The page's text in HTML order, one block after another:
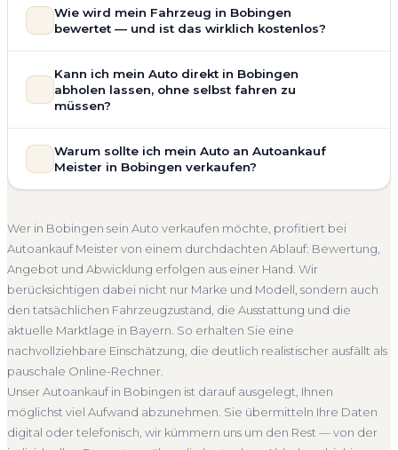
Motorschaden, Getriebeschaden, abgelaufenem TÜV oder
allgemeinem Reparaturbedarf direkt in Bobingen an. Der
Bewertung ein. Anders als Online-Rechner berücksichtigen
wir den realen Zustand und die aktuelle Nachfrage für eine
Getriebeschaden
Faire Bewertung
Wie wird mein Fahrzeug in Bobingen
bewertet — und ist das wirklich kostenlos?
Bobingen ist vollständig kostenlos und unverbindlich. Wir
prüfen Marke, Modell, Baujahr, Kilometerstand, Ausstattung,
Einschätzung, die nah am tatsächlichen Verkaufspreis liegt —
speziell für den Markt in Bayern.
Kann ich mein Auto direkt in Bobingen
abholen lassen, ohne selbst fahren zu
müssen?
umfasst die kostenlose Abholung direkt an Ihrer Adresse —
egal ob zu Hause, am Arbeitsplatz oder an einem Treffpunkt
erfolgt direkt bei Übergabe, auf Wunsch übernehmen wir
auch die Abmeldung.
Abholung Bobingen Nicht fahrbereit
Barzahlung
Abmeldung inklusive
Warum sollte ich mein Auto an Autoankauf
Meister in Bobingen verkaufen?
deutschlandweit an — auch in Bobingen und ganz Bayern.
Sie erhalten eine kostenlose Bewertung, ein verbindliches
Angebot und auf Wunsch den kompletten Service von der
Abholung bis zur Abmeldung. Über 4.800 zufriedene
Kunden sprechen für sich.
Seit 2010 4.800+ Ankäufe Komplettservice
Wer in Bobingen sein Auto verkaufen möchte, profitiert bei
Autoankauf Meister von einem durchdachten Ablauf: Bewertung,
Angebot und Abwicklung erfolgen aus einer Hand. Wir
berücksichtigen dabei nicht nur Marke und Modell, sondern auch
den tatsächlichen Fahrzeugzustand, die Ausstattung und die
aktuelle Marktlage in Bayern. So erhalten Sie eine
nachvollziehbare Einschätzung, die deutlich realistischer ausfällt als
pauschale Online-Rechner.
Unser Autoankauf in Bobingen ist darauf ausgelegt, Ihnen
möglichst viel Aufwand abzunehmen. Sie übermitteln Ihre Daten
digital oder telefonisch, wir kümmern uns um den Rest — von der